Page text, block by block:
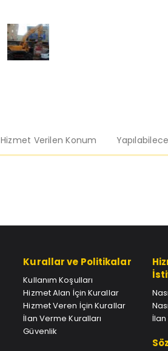
Hizmet Verilen Konum
Kurallar ve Politikalar
Kullanım Koşulları
Hizmet Alan İçin Kurallar
Hizmet Veren İçin Kurallar
İlan Verme Kuralları
Güvenlik
İlan